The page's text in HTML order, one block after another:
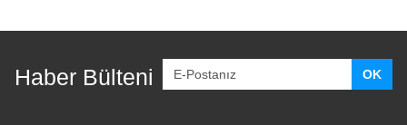
Haber Bülteni